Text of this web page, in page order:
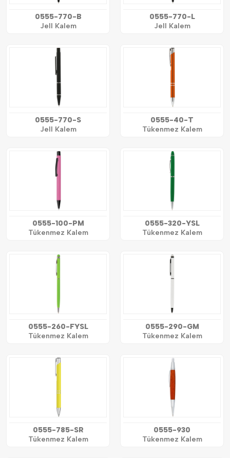
0555-770-B
Jell Kalem
0555-770-L
Jell Kalem
0555-770-S
Jell Kalem
0555-40-T
Tükenmez Kalem
0555-100-PM
Tükenmez Kalem
0555-320-YSL
Tükenmez Kalem
0555-260-FYSL
Tükenmez Kalem
0555-290-GM
Tükenmez Kalem
0555-785-SR
Tükenmez Kalem
0555-930
Tükenmez Kalem